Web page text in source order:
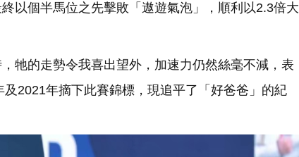
以個半馬位之先擊敗「遨遊氣泡」，順利以2.3倍大
牠的走勢令我喜出望外，加速力仍然絲毫不減，表
2021年摘下此賽錦標，現追平了「好爸爸」的紀